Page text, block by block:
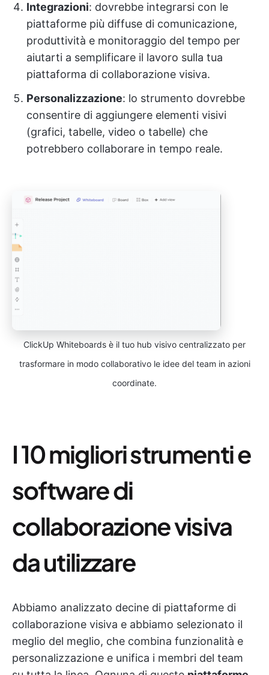
Integrazioni: dovrebbe integrarsi con le
piattaforme più diffuse di comunicazione,
produttività e monitoraggio del tempo per
aiutarti a semplificare il lavoro sulla tua
piattaforma di collaborazione visiva.
Personalizzazione: lo strumento dovrebbe
consentire di aggiungere elementi visivi
(grafici, tabelle, video o tabelle) che
potrebbero collaborare in tempo reale.
ClickUp Whiteboards è il tuo hub visivo centralizzato per
trasformare in modo collaborativo le idee del team in azioni
coordinate.
I 10 migliori strumenti e
software di
collaborazione visiva
da utilizzare
Abbiamo analizzato decine di piattaforme di
collaborazione visiva e abbiamo selezionato il
meglio del meglio, che combina funzionalità e
personalizzazione e unifica i membri del team